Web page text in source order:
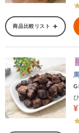
商品比較リスト